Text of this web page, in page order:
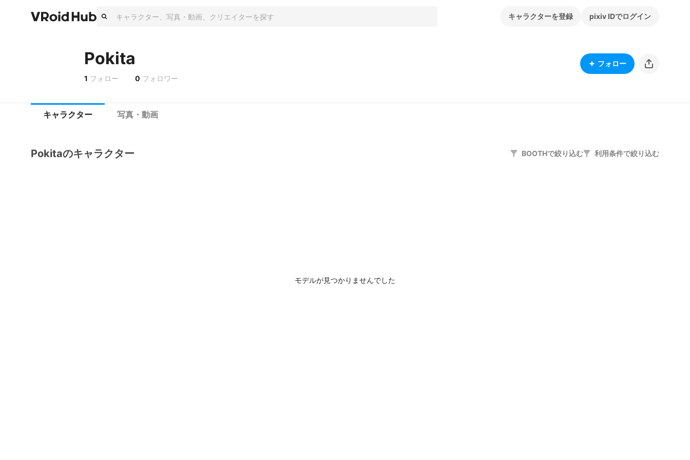
キャラクターを登録 pixiv IDでログイン
Pokita
1 フォロー 0 フォロワー
フォロー
キャラクター 写真・動画
Pokitaのキャラクター BOOTHで絞り込む 利用条件で絞り込む
モデルが見つかりませんでした